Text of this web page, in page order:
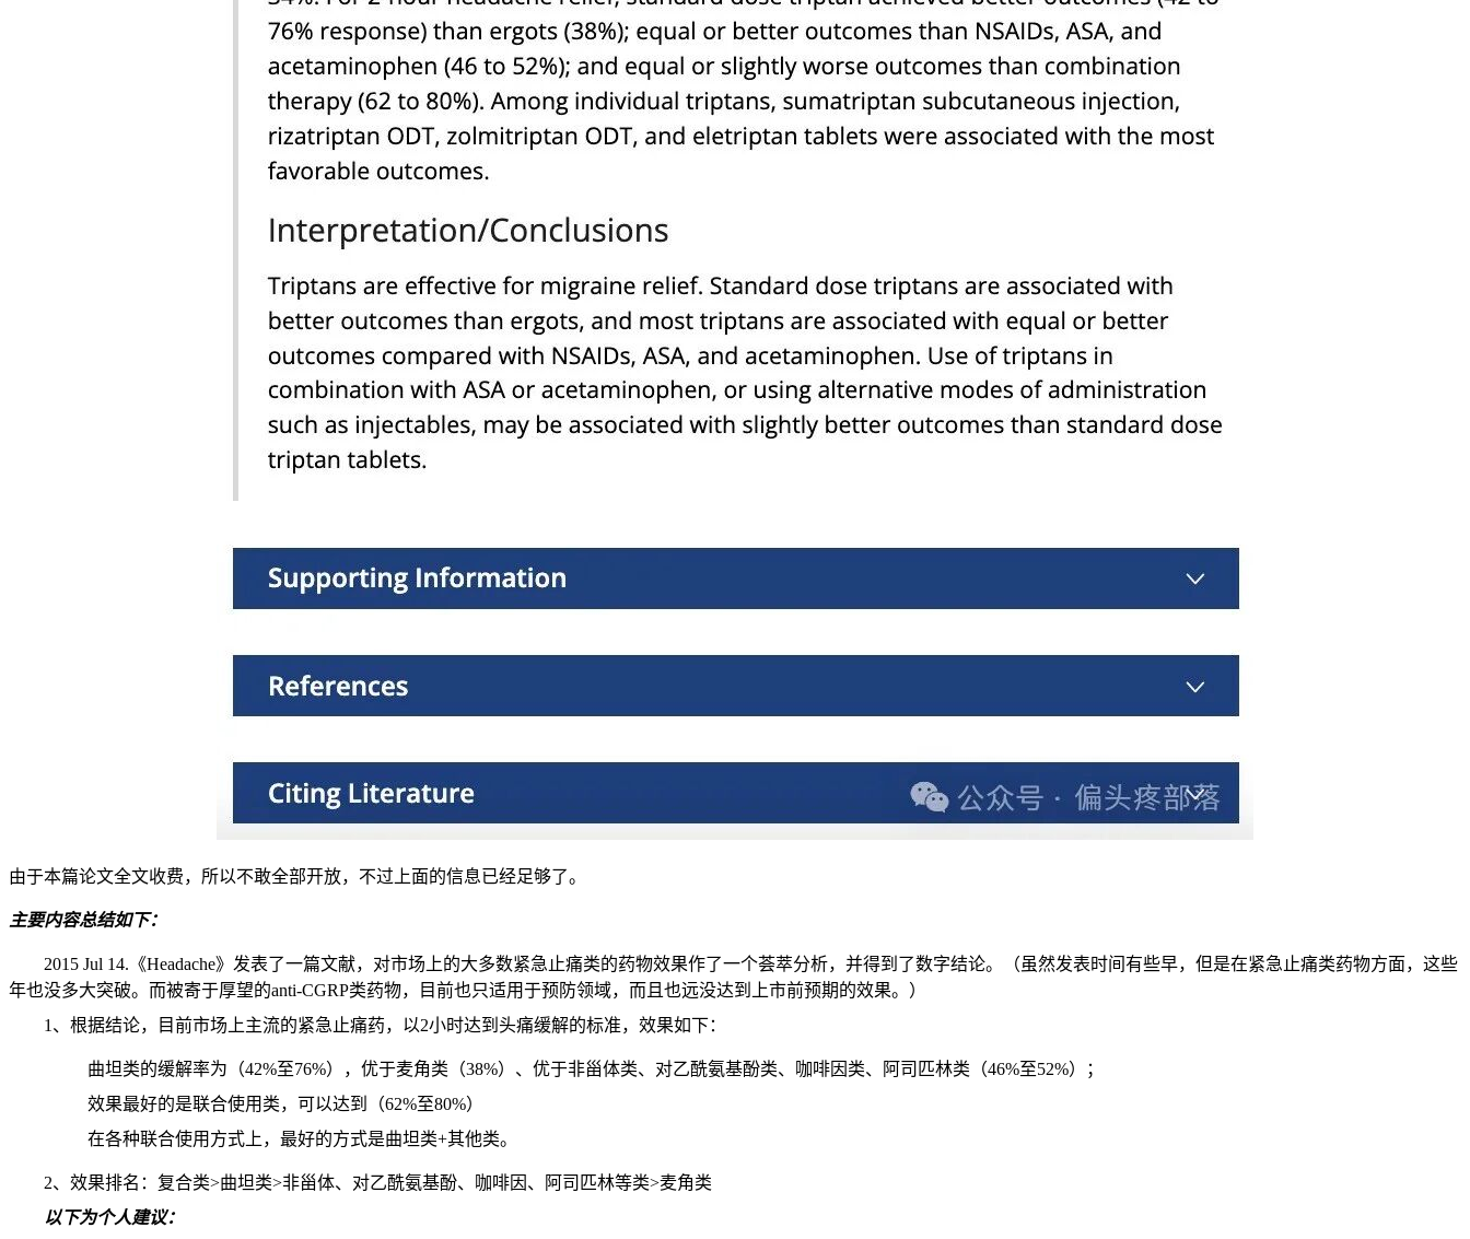
由于本篇论文全文收费，所以不敢全部开放，不过上面的信息已经足够了。
主要内容总结如下：
2015 Jul 14.《Headache》发表了一篇文献，对市场上的大多数紧急止痛类的药物效果作了一个荟萃分析，并得到了数字结论。（虽然发表时间有些早，但是在紧急止痛类药物方面，这些
年也没多大突破。而被寄于厚望的anti-CGRP类药物，目前也只适用于预防领域，而且也远没达到上市前预期的效果。）
1、根据结论，目前市场上主流的紧急止痛药，以2小时达到头痛缓解的标准，效果如下：
曲坦类的缓解率为（42%至76%），优于麦角类（38%）、优于非甾体类、对乙酰氨基酚类、咖啡因类、阿司匹林类（46%至52%）；
效果最好的是联合使用类，可以达到（62%至80%）
在各种联合使用方式上，最好的方式是曲坦类+其他类。
2、效果排名：复合类>曲坦类>非甾体、对乙酰氨基酚、咖啡因、阿司匹林等类>麦角类
以下为个人建议：